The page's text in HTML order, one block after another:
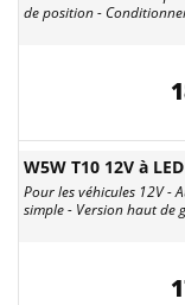
de position -
W5W T10 12V à
Pour les véhicules 12V -
simple - Version haut de